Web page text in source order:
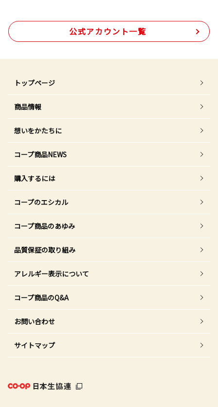
公式アカウント一覧
トップページ
商品情報
想いをかたちに
コープ商品NEWS
購入するには
コープのエシカル
コープ商品のあゆみ
品質保証の取り組み
アレルギー表示について
コープ商品のQ&A
お問い合わせ
サイトマップ